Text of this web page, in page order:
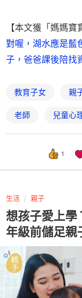
【本文獲「媽媽寶
對喔，湖水應是藍
子，爸爸課後陪找
教育子女 親
老師 兒童心
1
生活 親子
想孩子愛上學
年級前儲足親